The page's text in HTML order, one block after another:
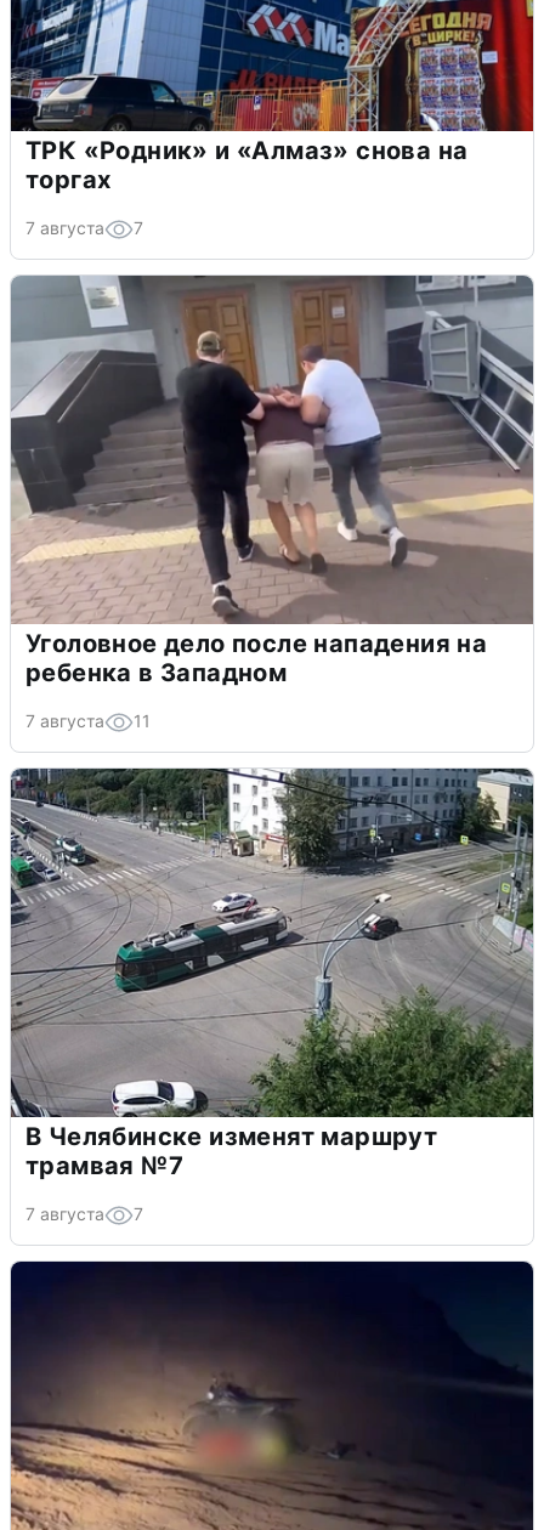
ТРК «Родник» и «Алмаз» снова на
торгах
7 августа 7
Уголовное дело после нападения на
ребенка в Западном
7 августа 11
В Челябинске изменят маршрут
трамвая №7
7 августа 7